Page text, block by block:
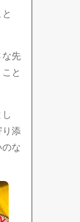
な先
と
添
な